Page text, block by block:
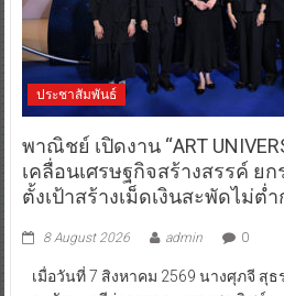
ประชาสัมพันธ์
พาณิชย์ เปิดงาน “ART
เคลื่อนเศรษฐกิจสร้างสรรค์ ย
ตั้งเป้าสร้างเม็ดเงินสะพัดไม่ต่
8 August 2026 admin 0
เมื่อวันที่ 7 สิงหาคม 2569 นางศุภจี สุ